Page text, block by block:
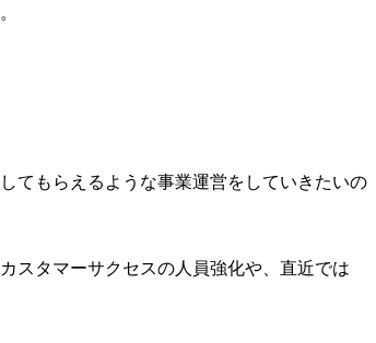
てもらえるような事業運営をしていきたいの
スタマーサクセスの人員強化や、直近では